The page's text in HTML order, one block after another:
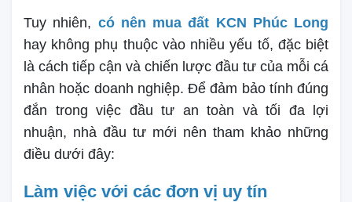
Tuy nhiên, có nên mua đất KCN Phúc Long
hay không phụ thuộc vào nhiều yếu tố, đặc biệt
là cách tiếp cận và chiến lược đầu tư của mỗi cá
nhân hoặc doanh nghiệp. Để đảm bảo tính đúng
đắn trong việc đầu tư an toàn và tối đa lợi
nhuận, nhà đầu tư mới nên tham khảo những
điều dưới đây:
Làm việc với các đơn vị uy tín